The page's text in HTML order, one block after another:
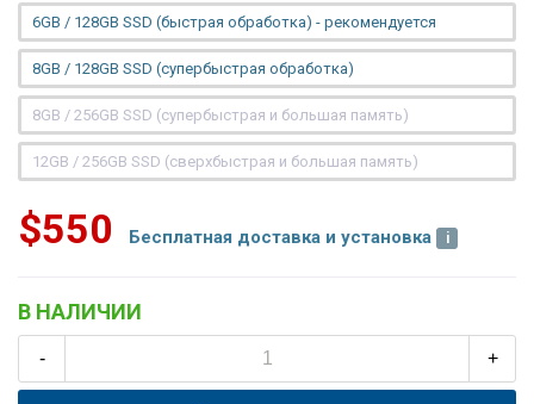
6GB / 128GB SSD (быстрая обработка) - рекомендуется
8GB / 128GB SSD (супербыстрая обработка)
8GB / 256GB SSD (супербыстрая и большая память)
12GB / 256GB SSD (сверхбыстрая и большая память)
$550 Бесплатная доставка и установка
В НАЛИЧИИ
- +